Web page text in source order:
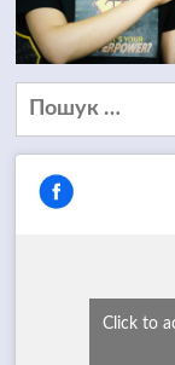
Пошук:
Click to